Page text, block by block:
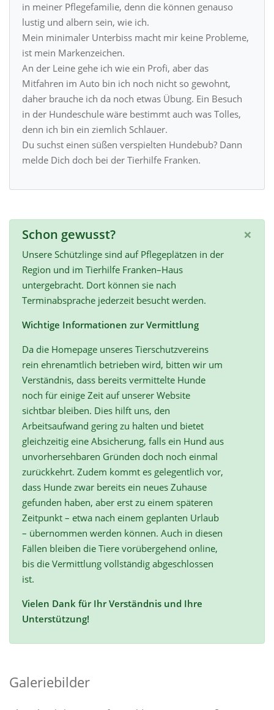
in meiner Pflegefamilie, denn die können genauso
lustig und albern sein, wie ich.
Mein minimaler Unterbiss macht mir keine Probleme,
ist mein Markenzeichen.
An der Leine gehe ich wie ein Profi, aber das
Mitfahren im Auto bin ich noch nicht so gewohnt,
daher brauche ich da noch etwas Übung. Ein Besuch
in der Hundeschule wäre bestimmt auch was Tolles,
denn ich bin ein ziemlich Schlauer.
Du suchst einen süßen verspielten Hundebub? Dann
melde Dich doch bei der Tierhilfe Franken.
×
Schon gewusst?
Unsere Schützlinge sind auf Pflegeplätzen in der
Region und im Tierhilfe Franken–Haus
untergebracht. Dort können sie nach
Terminabsprache jederzeit besucht werden.
Wichtige Informationen zur Vermittlung
Da die Homepage unseres Tierschutzvereins
rein ehrenamtlich betrieben wird, bitten wir um
Verständnis, dass bereits vermittelte Hunde
noch für einige Zeit auf unserer Website
sichtbar bleiben. Dies hilft uns, den
Arbeitsaufwand gering zu halten und bietet
gleichzeitig eine Absicherung, falls ein Hund aus
unvorhersehbaren Gründen doch noch einmal
zurückkehrt. Zudem kommt es gelegentlich vor,
dass Hunde zwar bereits ein neues Zuhause
gefunden haben, aber erst zu einem späteren
Zeitpunkt – etwa nach einem geplanten Urlaub
– übernommen werden können. Auch in diesen
Fällen bleiben die Tiere vorübergehend online,
bis die Vermittlung vollständig abgeschlossen
ist.
Vielen Dank für Ihr Verständnis und Ihre
Unterstützung!
Galeriebilder